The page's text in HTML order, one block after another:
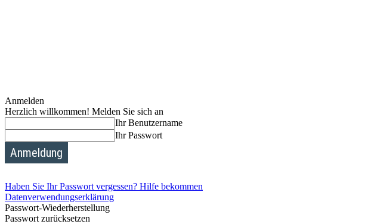
Anmelden
Herzlich willkommen! Melden Sie sich an
Ihr Benutzername
Ihr Passwort
Haben Sie Ihr Passwort vergessen? Hilfe bekommen
Datenverwendungserklärung
Passwort-Wiederherstellung
Passwort zurücksetzen